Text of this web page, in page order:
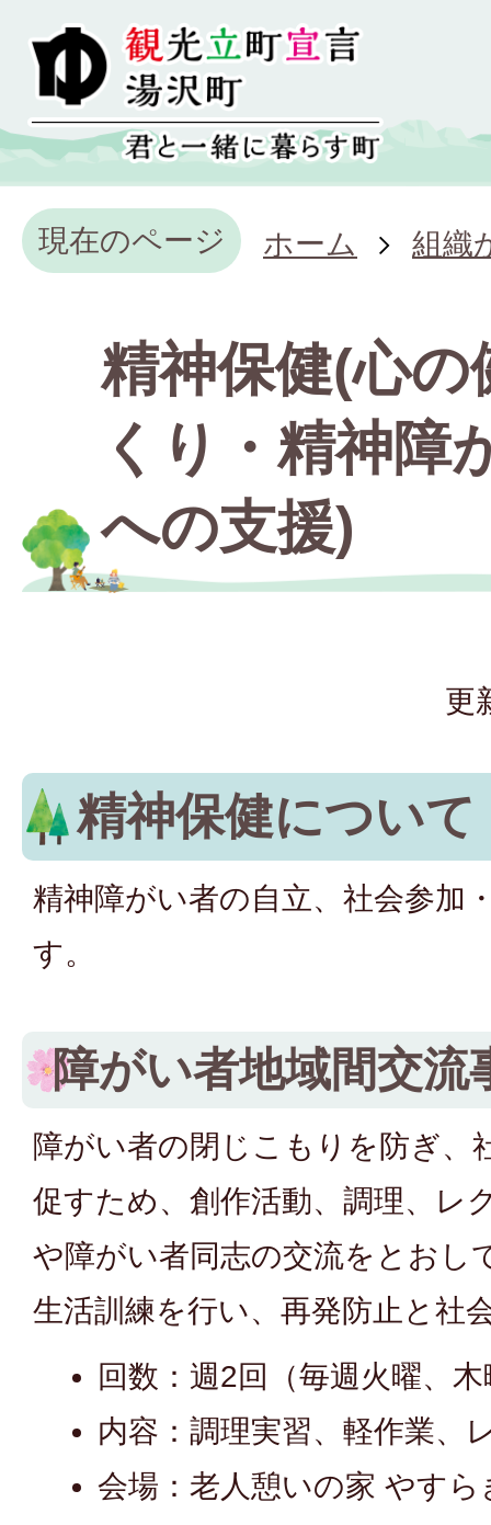
現在のページ ホーム 組織
精神保健(心の
くり・精神障
への支援)
更
精神保健について
精神障がい者の自立、社会参加
す。
障がい者地域間交流
障がい者の閉じこもりを防ぎ、
促すため、創作活動、調理、レ
や障がい者同志の交流をとおし
生活訓練を行い、再発防止と社
回数：週2回（毎週火曜、
内容：調理実習、軽作業、
会場：老人憩いの家 やすら